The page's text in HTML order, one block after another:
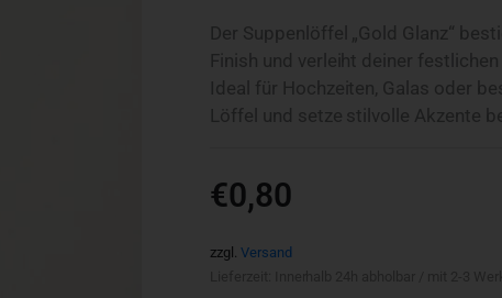
Der Suppenlöffel „Gold Glanz“
Finish und verleiht deiner
Ideal für Hochzeiten, Galas oder
Löffel und setze stilvolle Akzente
€0,80
zzgl. Versand